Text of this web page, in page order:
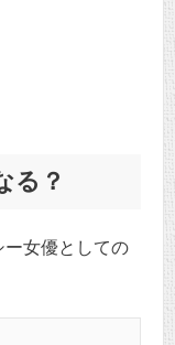
る？
女優としての